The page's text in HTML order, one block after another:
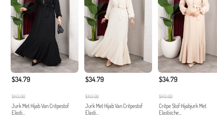
$34.79
$143.00
Jurk Met Hijab Van Crêpestof
Elasti...
$34.79
$143.00
Jurk Met Hijab Van Crêpestof
Elasti...
$34.79
$143.00
Crêpe Stof Hijabjurk Met
Elastische...